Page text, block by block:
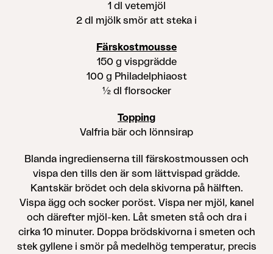
1 dl vetemjöl
2 dl mjölk smör att steka i
Färskostmousse
150 g vispgrädde
100 g Philadelphiaost
½ dl florsocker
Topping
Valfria bär och lönnsirap
Blanda ingredienserna till färskostmoussen och
vispa den tills den är som lättvispad grädde.
Kantskär brödet och dela skivorna på hälften.
Vispa ägg och socker poröst. Vispa ner mjöl, kanel
och därefter mjöl-ken. Låt smeten stå och dra i
cirka 10 minuter. Doppa brödskivorna i smeten och
stek gyllene i smör på medelhög temperatur, precis